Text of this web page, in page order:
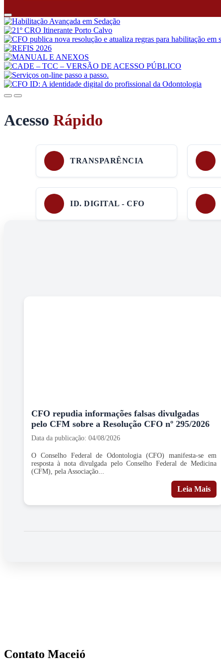
AnteriorPróximo
Acesso Rápido
TRANSPARÊNCIA
ID. DIGITAL - CFO
CFO repudia informações falsas divulgadas
pelo CFM sobre a Resolução CFO nº 295/2026
Data da publicação: 04/08/2026
O Conselho Federal de Odontologia (CFO) manifesta-se em
resposta à nota divulgada pelo Conselho Federal de Medicina
(CFM), pela Associação...
Leia Mais
Contato Maceió